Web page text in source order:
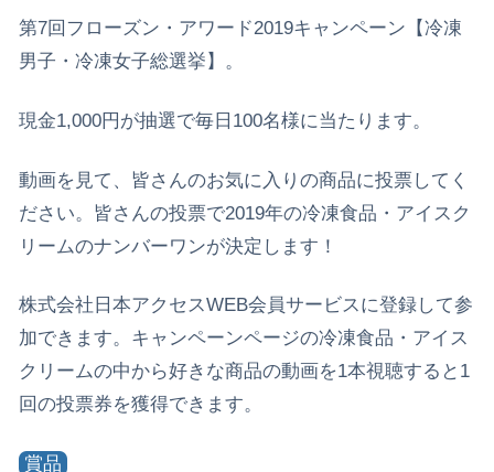
第7回フローズン・アワード2019キャンペーン【冷凍
男子・冷凍女子総選挙】。
現金1,000円が抽選で毎日100名様に当たります。
動画を見て、皆さんのお気に入りの商品に投票してく
ださい。皆さんの投票で2019年の冷凍食品・アイスク
リームのナンバーワンが決定します！
株式会社日本アクセスWEB会員サービスに登録して参
加できます。キャンペーンページの冷凍食品・アイス
クリームの中から好きな商品の動画を1本視聴すると1
回の投票券を獲得できます。
賞品